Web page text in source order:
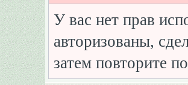
У вас нет прав
авторизованы,
затем повторите